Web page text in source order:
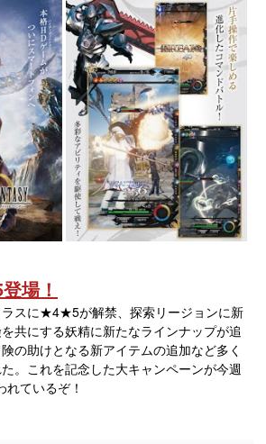
場！
ラスに★4★5が解禁、探索リージョンに新
共にする妖精に新たなラインナップが追
の助けとなる新アイテムの追加など多く
。これを記念した大キャンペーンが今週
ているぞ！